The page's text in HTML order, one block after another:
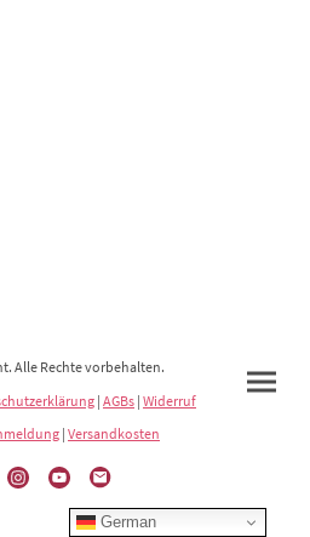
Alle Rechte vorbehalten.
| AGBs | Widerruf
| Versandkosten
German